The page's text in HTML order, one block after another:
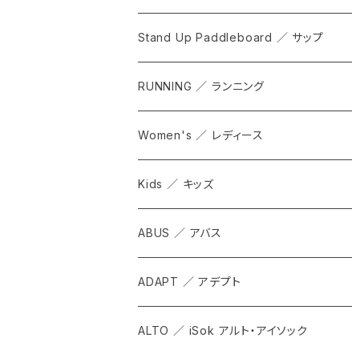
Stand Up Paddleboard ／ サップ
RUNNING ／ ランニング
Women's ／ レディース
Kids ／ キッズ
ABUS ／ アバス
ADAPT ／ アデプト
ALTO ／ iSok アルト・アイソック